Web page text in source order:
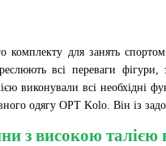
для занять
всі переваги
всі необхідні
одягу OPT Kolo. Він із
з високою талією